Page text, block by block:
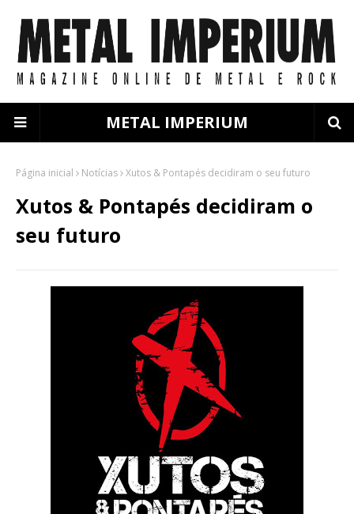
METAL IMPERIUM
Página inicial Notícias Xutos & Pontapés decidiram o seu futuro
Xutos & Pontapés decidiram o
seu futuro